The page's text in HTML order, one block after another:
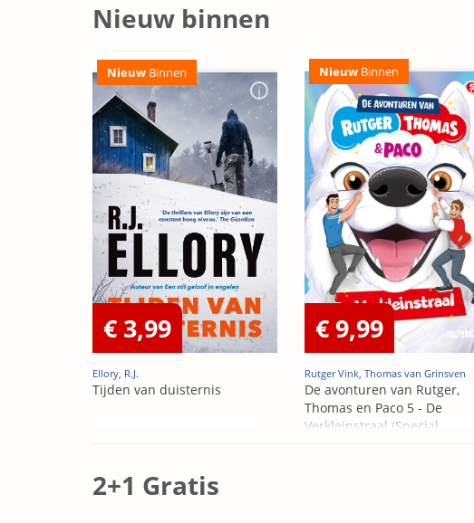
Nieuw binnen
Nieuw Binnen
€ 3,99
Ellory, R.J.
Tijden van duisternis
Nieuw Binnen
€ 9,99
Rutger Vink, Thomas van Grinsven
De avonturen van Rutger,
Thomas en Paco 5 - De
Verkleinstraal (Special
2+1 Gratis